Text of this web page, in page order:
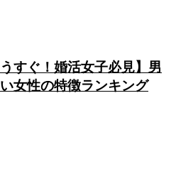
すぐ！婚活女子必見】男
女性の特徴ランキング